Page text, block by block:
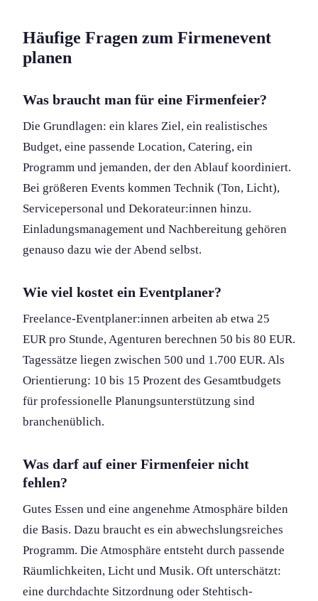
Häufige Fragen zum Firmenevent
planen
Was braucht man für eine Firmenfeier?
Die Grundlagen: ein klares Ziel, ein realistisches
Budget, eine passende Location, Catering, ein
Programm und jemanden, der den Ablauf koordiniert.
Bei größeren Events kommen Technik (Ton, Licht),
Servicepersonal und Dekorateur:innen hinzu.
Einladungs­management und Nachbereitung gehören
genauso dazu wie der Abend selbst.
Wie viel kostet ein Eventplaner?
Freelance-Eventplaner:innen arbeiten ab etwa 25
EUR pro Stunde, Agenturen berechnen 50 bis 80 EUR.
Tagessätze liegen zwischen 500 und 1.700 EUR. Als
Orientierung: 10 bis 15 Prozent des Gesamtbudgets
für professionelle Planungs­unterstützung sind
branchenüblich.
Was darf auf einer Firmenfeier nicht
fehlen?
Gutes Essen und eine angenehme Atmosphäre bilden
die Basis. Dazu braucht es ein abwechslungs­reiches
Programm. Die Atmosphäre entsteht durch passende
Räumlichkeit­en, Licht und Musik. Oft unterschätzt:
eine durchdachte Sitzordnung oder Stehtisch-